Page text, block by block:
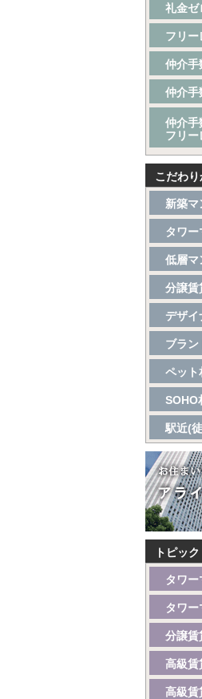
礼金ゼ
フリー
仲介手
仲介手
仲介手
フリー
こだわ
新築マ
タワ
低層マ
分譲賃
デザイ
ブラン
ペット
SOHO
駅近(
トピック
タワー
タワ
分譲賃
高級賃
高級賃